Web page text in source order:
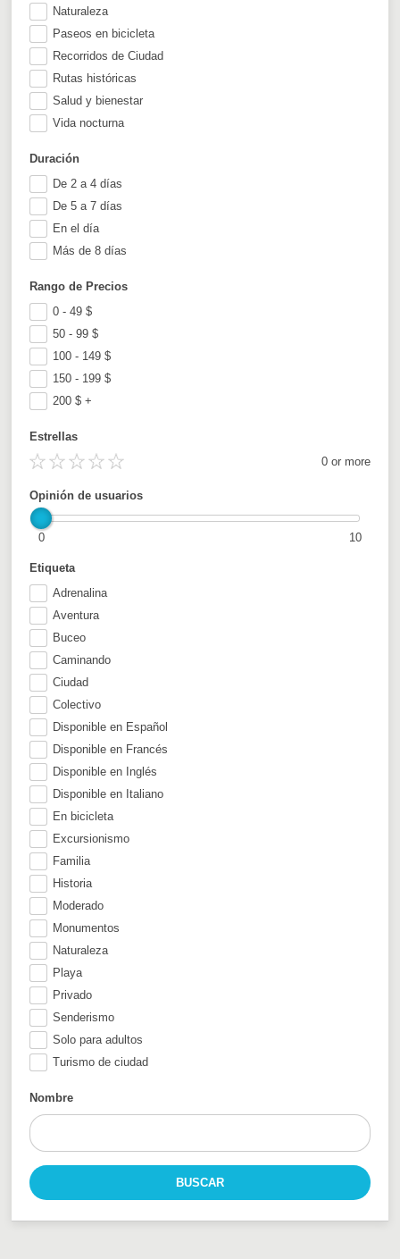
Duración
De 2 a 4 días
De 5 a 7 días
En el día
Más de 8 días
Naturaleza
Paseos en bicicleta
Recorridos de Ciudad
Rutas históricas
Salud y bienestar
Vida nocturna
Nombre
Etiqueta
Adrenalina
Aventura
Buceo
Caminando
Ciudad
Colectivo
Disponible en Español
Disponible en Francés
Disponible en Inglés
Disponible en Italiano
En bicicleta
Excursionismo
Familia
Historia
Moderado
Monumentos
Naturaleza
Playa
Privado
Senderismo
Solo para adultos
Turismo de ciudad
Estrellas
0 or more
Opinión de usuarios
0 10
Rango de Precios
0 - 49$
50 - 99$
100 - 149$
150 - 199$
200$ +